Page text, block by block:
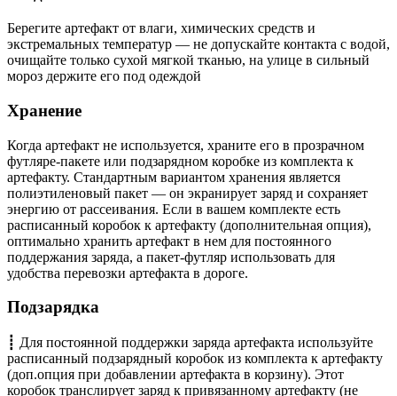
Берегите артефакт от влаги, химических средств и
экстремальных температур — не допускайте контакта с водой,
очищайте только сухой мягкой тканью, на улице в сильный
мороз держите его под одеждой
Хранение
Когда артефакт не используется, храните его в прозрачном
футляре-пакете или подзарядном коробке из комплекта к
артефакту. Стандартным вариантом хранения является
полиэтиленовый пакет — он экранирует заряд и сохраняет
энергию от рассеивания. Если в вашем комплекте есть
расписанный коробок к артефакту (дополнительная опция),
оптимально хранить артефакт в нем для постоянного
поддержания заряда, а пакет-футляр использовать для
удобства перевозки артефакта в дороге.
Подзарядка
┋ Для постоянной поддержки заряда артефакта используйте
расписанный подзарядный коробок из комплекта к артефакту
(доп.опция при добавлении артефакта в корзину). Этот
коробок транслирует заряд к привязанному артефакту (не